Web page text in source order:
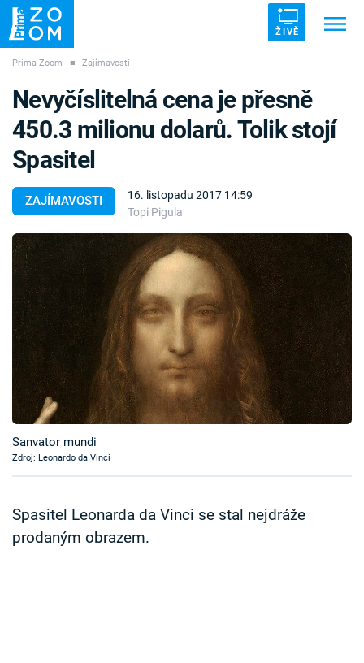
ŽIVĚ
ZÁHADY VETŘELCI DÁVNOVĚKU
Témata
Témata
Pořady
TV Program
Časopis
Sledujte prima+
Sledujte nás
Prima Zoom ■ Zajímavosti
ZAJÍMAVOSTI
16. listopadu 2017 14:59
Topi Pigula
Nevyčíslitelná cena je přesně
450.3 milionu dolarů. Tolik stojí
Spasitel
Sanvator mundi
Zdroj: Leonardo da Vinci
Spasitel Leonarda da Vinci se stal nejdráže
prodaným obrazem.